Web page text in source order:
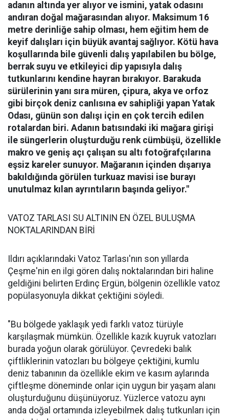
adanın altında yer alıyor ve ismini, yatak odasını
andıran doğal mağarasından alıyor. Maksimum 16
metre derinliğe sahip olması, hem eğitim hem de
keyif dalışları için büyük avantaj sağlıyor. Kötü hava
koşullarında bile güvenli dalış yapılabilen bu bölge,
berrak suyu ve etkileyici dip yapısıyla dalış
tutkunlarını kendine hayran bırakıyor. Barakuda
sürülerinin yanı sıra müren, çipura, akya ve orfoz
gibi birçok deniz canlısına ev sahipliği yapan Yatak
Odası, günün son dalışı için en çok tercih edilen
rotalardan biri. Adanın batısındaki iki mağara girişi
ile süngerlerin oluşturduğu renk cümbüşü, özellikle
makro ve geniş açı çalışan su altı fotoğrafçılarına
eşsiz kareler sunuyor. Mağaranın içinden dışarıya
bakıldığında görülen turkuaz mavisi ise burayı
unutulmaz kılan ayrıntıların başında geliyor."
VATOZ TARLASI SU ALTININ EN ÖZEL BULUŞMA
NOKTALARINDAN BİRİ
Ildırı açıklarındaki Vatoz Tarlası'nın son yıllarda
Çeşme'nin en ilgi gören dalış noktalarından biri haline
geldiğini belirten Erdinç Ergün, bölgenin özellikle vatoz
popülasyonuyla dikkat çektiğini söyledi.
"Bu bölgede yaklaşık yedi farklı vatoz türüyle
karşılaşmak mümkün. Özellikle kazık kuyruk vatozları
burada yoğun olarak görülüyor. Çevredeki balık
çiftliklerinin vatozları bu bölgeye çektiğini, kumlu
deniz tabanının da özellikle ekim ve kasım aylarında
çiftleşme döneminde onlar için uygun bir yaşam alanı
oluşturduğunu düşünüyoruz. Yüzlerce vatozu aynı
anda doğal ortamında izleyebilmek dalış tutkunları için